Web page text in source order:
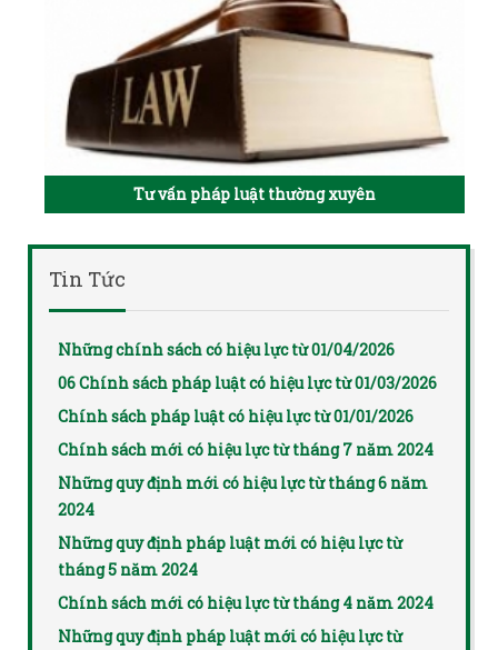
Tư vấn pháp luật thường xuyên
Tin Tức
Những chính sách có hiệu lực từ 01/04/2026
06 Chính sách pháp luật có hiệu lực từ 01/03/2026
Chính sách pháp luật có hiệu lực từ 01/01/2026
Chính sách mới có hiệu lực từ tháng 7 năm 2024
Những quy định mới có hiệu lực từ tháng 6 năm
2024
Những quy định pháp luật mới có hiệu lực từ
tháng 5 năm 2024
Chính sách mới có hiệu lực từ tháng 4 năm 2024
Những quy định pháp luật mới có hiệu lực từ